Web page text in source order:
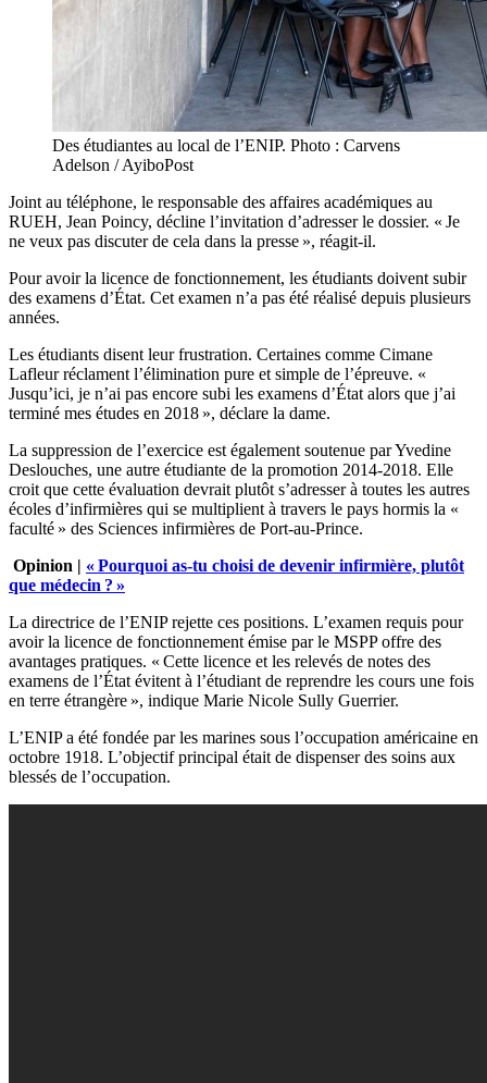
Des étudiantes au local de l’ENIP. Photo : Carvens
Adelson / AyiboPost
Joint au téléphone, le responsable des affaires académiques au
RUEH, Jean Poincy, décline l’invitation d’adresser le dossier. « Je
ne veux pas discuter de cela dans la presse », réagit-il.
Pour avoir la licence de fonctionnement, les étudiants doivent subir
des examens d’État. Cet examen n’a pas été réalisé depuis plusieurs
années.
Les étudiants disent leur frustration. Certaines comme Cimane
Lafleur réclament l’élimination pure et simple de l’épreuve. «
Jusqu’ici, je n’ai pas encore subi les examens d’État alors que j’ai
terminé mes études en 2018 », déclare la dame.
La suppression de l’exercice est également soutenue par Yvedine
Deslouches, une autre étudiante de la promotion 2014-2018. Elle
croit que cette évaluation devrait plutôt s’adresser à toutes les autres
écoles d’infirmières qui se multiplient à travers le pays hormis la «
faculté » des Sciences infirmières de Port-au-Prince.
Opinion | « Pourquoi as-tu choisi de devenir infirmière, plutôt
que médecin ? »
La directrice de l’ENIP rejette ces positions. L’examen requis pour
avoir la licence de fonctionnement émise par le MSPP offre des
avantages pratiques. « Cette licence et les relevés de notes des
examens de l’État évitent à l’étudiant de reprendre les cours une fois
en terre étrangère », indique Marie Nicole Sully Guerrier.
L’ENIP a été fondée par les marines sous l’occupation américaine en
octobre 1918. L’objectif principal était de dispenser des soins aux
blessés de l’occupation.